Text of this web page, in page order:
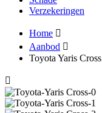
Verzekeringen
Home
Aanbod
Toyota Yaris Cross